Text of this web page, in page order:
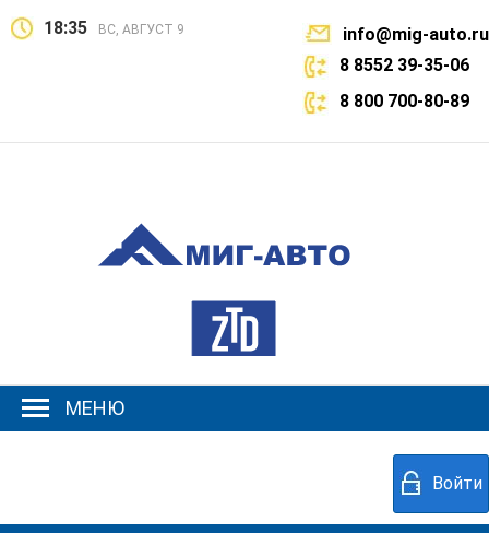
18:35 ВС, АВГУСТ 9
info@mig-auto.ru
8 8552 39-35-06
8 800 700-80-89
МЕНЮ
Войти